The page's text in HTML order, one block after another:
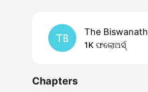
The Biswanath
1K ଫଲୋଅର୍ସ୍
Chapters